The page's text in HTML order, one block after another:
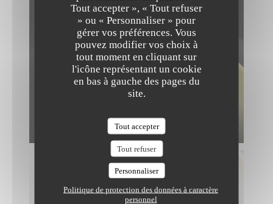
Tout accepter », « Tout refuser
» ou « Personnaliser » pour
gérer vos préférences. Vous
pouvez modifier vos choix à
tout moment en cliquant sur
l'icône représentant un cookie
en bas à gauche des pages du
site.
Tout accepter
Tout refuser
Personnaliser
Politique de protection des données à caractère
personnel
Frittata aux herbes, asperges snackées,
yuzu
The Friendly Kitchen